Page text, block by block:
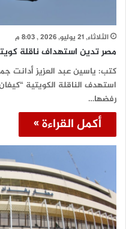
الثلاثاء, 21 يوليو, 2026 , 8:03 م
مصر تدين استهداف ناقلة
كتب: ياسين عبد العزيز أدانت
استهدف الناقلة الكويتية
رفضها…
أكمل القراءة »